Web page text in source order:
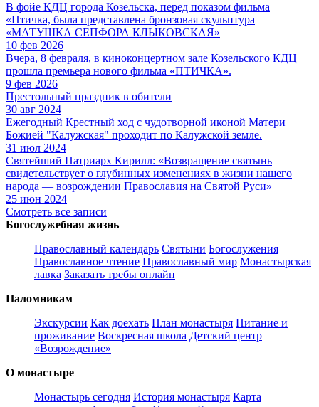
В фойе КДЦ города Козельска, перед показом фильма
«Птичка, была представлена бронзовая скульптура
«МАТУШКА СЕПФОРА КЛЫКОВСКАЯ»
10 фев 2026
Вчера, 8 февраля, в киноконцертном зале Козельского КДЦ
прошла премьера нового фильма «ПТИЧКА».
9 фев 2026
Престольный праздник в обители
30 авг 2024
Ежегодный Крестный ход с чудотворной иконой Матери
Божией "Калужская" проходит по Калужской земле.
31 июл 2024
Святейший Патриарх Кирилл: «Возвращение святынь
свидетельствует о глубинных изменениях в жизни нашего
народа — возрождении Православия на Святой Руси»
25 июн 2024
Смотреть все записи
Богослужебная жизнь
Православный календарь Святыни Богослужения
Православное чтение Православный мир Монастырская
лавка Заказать требы онлайн
Паломникам
Экскурсии Как доехать План монастыря Питание и
проживание Воскресная школа Детский центр
«Возрождение»
О монастыре
Монастырь сегодня История монастыря Карта